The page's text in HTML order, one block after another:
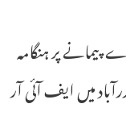
پر ہنگامہ
میں ایف آئی آر